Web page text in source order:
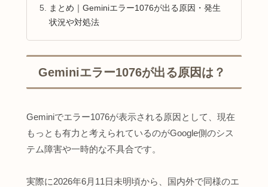
まとめ｜Geminiエラー1076が出る原因・発生
状況や対処法
Geminiエラー1076が出る原因は？
Geminiでエラー1076が表示される原因として、現在
もっとも有力と考えられているのがGoogle側のシス
テム障害や一時的な不具合です。
実際に2026年6月11日未明頃から、国内外で同様のエ